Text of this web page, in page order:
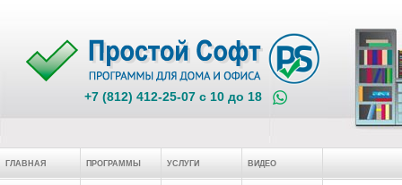
+7 (812) 412-25-07 c 10 до 18
ГЛАВНАЯ ПРОГРАММЫ УСЛУГИ ВИДЕО